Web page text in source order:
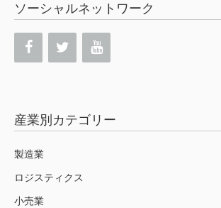
ソーシャルネットワーク
産業別カテゴリー
製造業
ロジスティクス
小売業